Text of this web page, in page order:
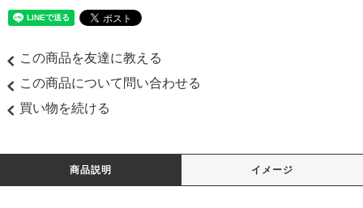
この商品を友達に教える
この商品について問い合わせる
買い物を続ける
商品説明 イメージ